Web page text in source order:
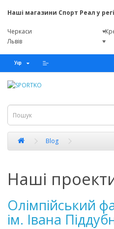
Наші магазини Спорт Реал у
Черкаси
Львів
Blog
Наші
Олімпійський
ім. Івана